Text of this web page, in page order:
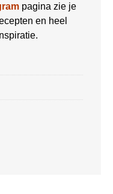
pagina zie je
en heel